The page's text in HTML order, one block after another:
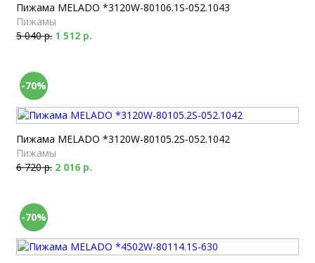
Пижама MELADO *3120W-80106.1S-052.1043
Пижамы
5 040 р. 1 512 р.
-70%
Пижама MELADO *3120W-80105.2S-052.1042
Пижамы
6 720 р. 2 016 р.
-70%